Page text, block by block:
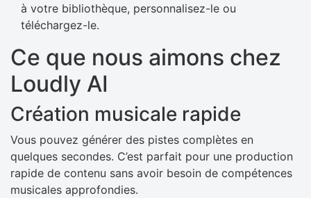
à votre bibliothèque, personnalisez-le ou
téléchargez-le.
Ce que nous aimons chez
Loudly AI
Création musicale rapide
Vous pouvez générer des pistes complètes en
quelques secondes. C’est parfait pour une production
rapide de contenu sans avoir besoin de compétences
musicales approfondies.